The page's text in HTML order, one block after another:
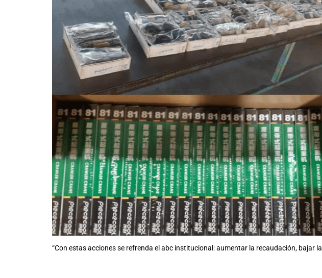
“Con estas acciones se refrenda el abc institucional: aumentar la recaudación, bajar la